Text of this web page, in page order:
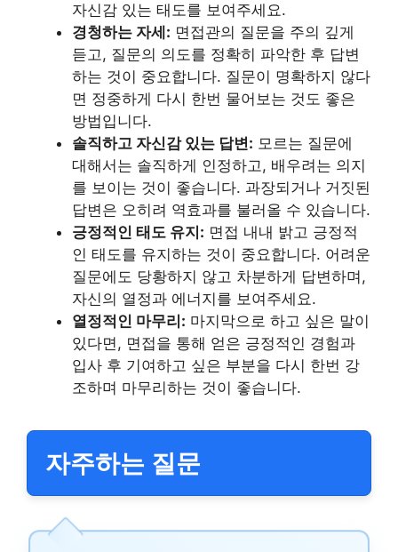
자신감 있는 태도를 보여주세요.
경청하는 자세: 면접관의 질문을 주의 깊게
듣고, 질문의 의도를 정확히 파악한 후 답변
하는 것이 중요합니다. 질문이 명확하지 않다
면 정중하게 다시 한번 물어보는 것도 좋은
방법입니다.
솔직하고 자신감 있는 답변: 모르는 질문에
대해서는 솔직하게 인정하고, 배우려는 의지
를 보이는 것이 좋습니다. 과장되거나 거짓된
답변은 오히려 역효과를 불러올 수 있습니다.
긍정적인 태도 유지: 면접 내내 밝고 긍정적
인 태도를 유지하는 것이 중요합니다. 어려운
질문에도 당황하지 않고 차분하게 답변하며,
자신의 열정과 에너지를 보여주세요.
열정적인 마무리: 마지막으로 하고 싶은 말이
있다면, 면접을 통해 얻은 긍정적인 경험과
입사 후 기여하고 싶은 부분을 다시 한번 강
조하며 마무리하는 것이 좋습니다.
자주하는 질문